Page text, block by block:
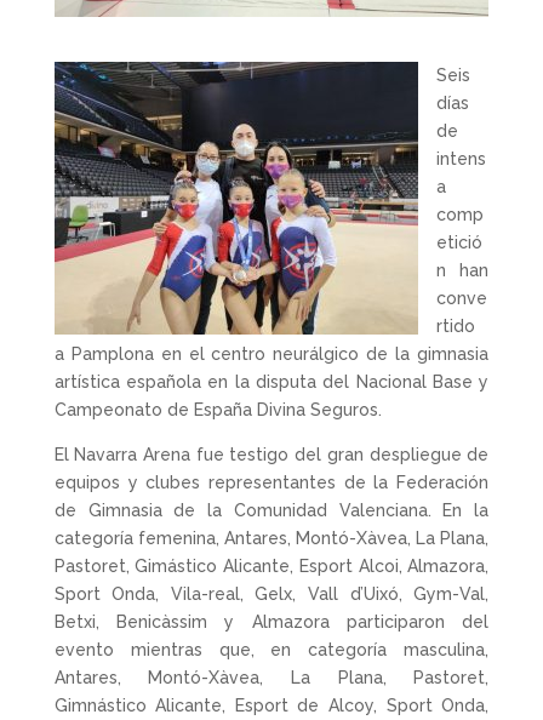
Seis
días
de
intens
a
comp
etició
n han
conve
rtido
a Pamplona en el centro neurálgico de la gimnasia
artística española en la disputa del Nacional Base y
Campeonato de España Divina Seguros.
El Navarra Arena fue testigo del gran despliegue de
equipos y clubes representantes de la Federación
de Gimnasia de la Comunidad Valenciana. En la
categoría femenina, Antares, Montó-Xàvea, La Plana,
Pastoret, Gimástico Alicante, Esport Alcoi, Almazora,
Sport Onda, Vila-real, Gelx, Vall d’Uixó, Gym-Val,
Betxi, Benicàssim y Almazora participaron del
evento mientras que, en categoría masculina,
Antares, Montó-Xàvea, La Plana, Pastoret,
Gimnástico Alicante, Esport de Alcoy, Sport Onda,